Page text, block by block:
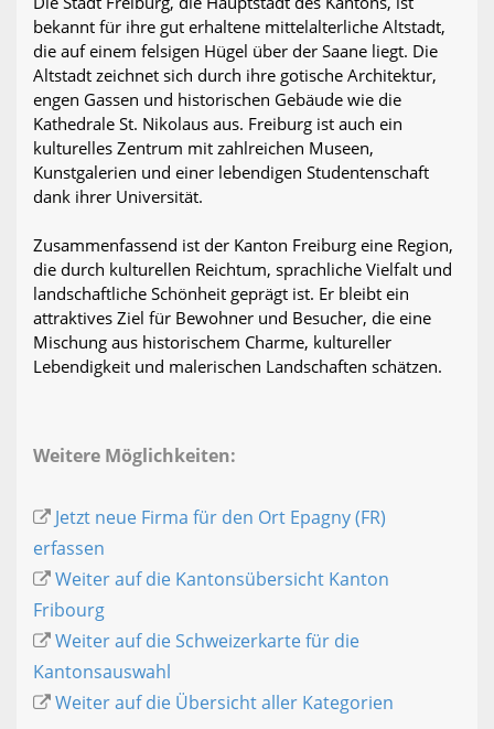
bekannt für ihre gut erhaltene mittelalterliche Altstadt,
die auf einem felsigen Hügel über der Saane liegt. Die
Altstadt zeichnet sich durch ihre gotische Architektur,
engen Gassen und historischen Gebäude wie die
Kathedrale St. Nikolaus aus. Freiburg ist auch ein
kulturelles Zentrum mit zahlreichen Museen,
Kunstgalerien und einer lebendigen Studentenschaft
dank ihrer Universität.
Zusammenfassend ist der Kanton Freiburg eine Region,
die durch kulturellen Reichtum, sprachliche Vielfalt und
landschaftliche Schönheit geprägt ist. Er bleibt ein
attraktives Ziel für Bewohner und Besucher, die eine
Mischung aus historischem Charme, kultureller
Lebendigkeit und malerischen Landschaften schätzen.
Weitere Möglichkeiten:
Jetzt neue Firma für den Ort Epagny (FR)
erfassen
Weiter auf die Kantonsübersicht Kanton
Fribourg
Weiter auf die Schweizerkarte für die
Kantonsauswahl
Weiter auf die Übersicht aller Kategorien